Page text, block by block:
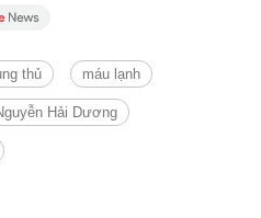
thủ máu lạnh
Hải Dương